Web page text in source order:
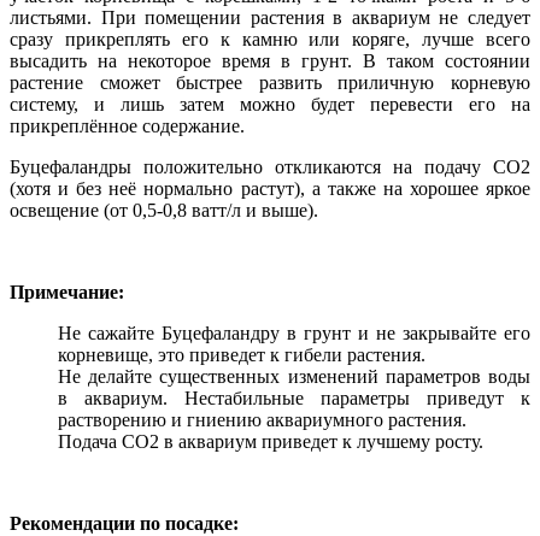
листьями. При помещении растения в аквариум не следует
сразу прикреплять его к камню или коряге, лучше всего
высадить на некоторое время в грунт. В таком состоянии
растение сможет быстрее развить приличную корневую
систему, и лишь затем можно будет перевести его на
прикреплённое содержание.
Буцефаландры положительно откликаются на подачу CO2
(хотя и без неё нормально растут), а также на хорошее яркое
освещение (от 0,5-0,8 ватт/л и выше).
Примечание:
Не сажайте Буцефаландру в грунт и не закрывайте его
корневище, это приведет к гибели растения.
Не делайте существенных изменений параметров воды
в аквариум. Нестабильные параметры приведут к
растворению и гниению аквариумного растения.
Подача CO2 в аквариум приведет к лучшему росту.
Рекомендации по посадке: